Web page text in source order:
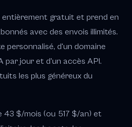
gratuit et prend en
avec des envois illimités.
personnalisé, d'un domaine
par jour et d'un accès API.
les plus généreux du
43 $/mois (ou 517 $/an) et